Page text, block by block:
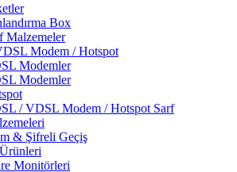
Box
Malzemeler
Modem / Hotspot
Modemler
Modemler
/ VDSL Modem / Hotspot Sarf
& Şifreli Geçiş
Monitörleri